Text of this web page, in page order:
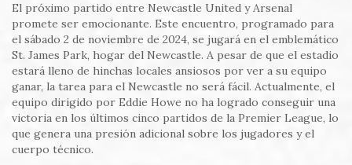
El próximo partido entre Newcastle United y Arsenal
promete ser emocionante. Este encuentro, programado para
el sábado 2 de noviembre de 2024, se jugará en el emblemático
St. James Park, hogar del Newcastle. A pesar de que el estadio
estará lleno de hinchas locales ansiosos por ver a su equipo
ganar, la tarea para el Newcastle no será fácil. Actualmente, el
equipo dirigido por Eddie Howe no ha logrado conseguir una
victoria en los últimos cinco partidos de la Premier League, lo
que genera una presión adicional sobre los jugadores y el
cuerpo técnico.